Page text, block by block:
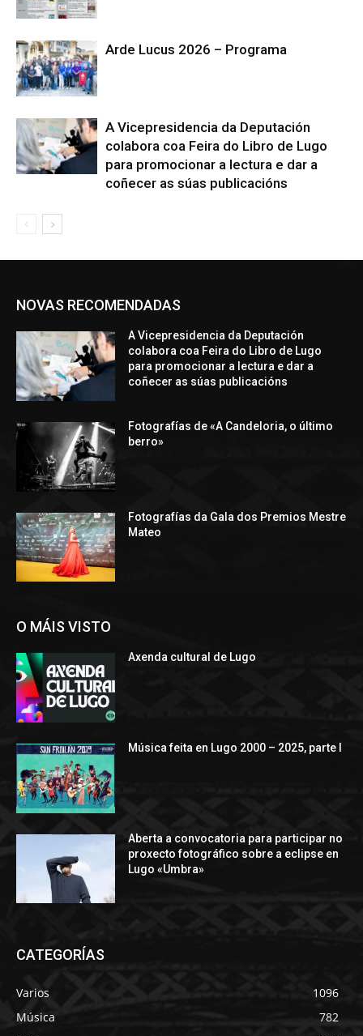
Arde Lucus 2026 – Programa
A Vicepresidencia da Deputación
colabora coa Feira do Libro de Lugo
para promocionar a lectura e dar a
coñecer as súas publicacións
NOVAS RECOMENDADAS
A Vicepresidencia da Deputación
colabora coa Feira do Libro de Lugo
para promocionar a lectura e dar a
coñecer as súas publicacións
Fotografías de «A Candeloria, o último
berro»
Fotografías da Gala dos Premios Mestre
Mateo
O MÁIS VISTO
Axenda cultural de Lugo
Música feita en Lugo 2000 – 2025, parte I
Aberta a convocatoria para participar no
proxecto fotográfico sobre a eclipse en
Lugo «Umbra»
CATEGORÍAS
Varios
1096
Música
782